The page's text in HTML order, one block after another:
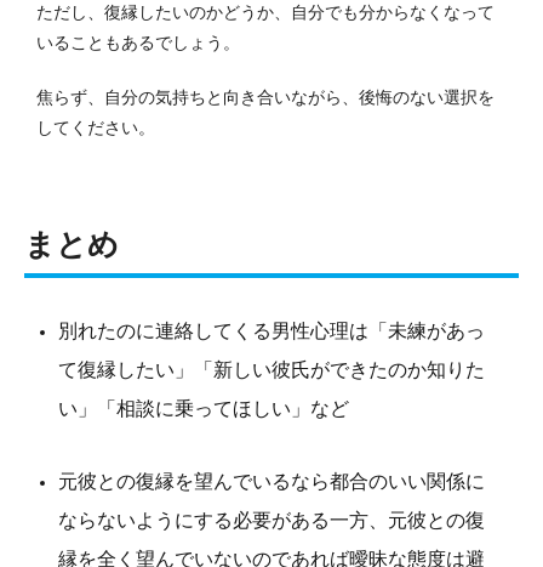
ただし、復縁したいのかどうか、自分でも分からなくなって
いることもあるでしょう。
焦らず、自分の気持ちと向き合いながら、後悔のない選択を
してください。
まとめ
別れたのに連絡してくる男性心理は「未練があっ
て復縁したい」「新しい彼氏ができたのか知りた
い」「相談に乗ってほしい」など
元彼との復縁を望んでいるなら都合のいい関係に
ならないようにする必要がある一方、元彼との復
縁を全く望んでいないのであれば曖昧な態度は避